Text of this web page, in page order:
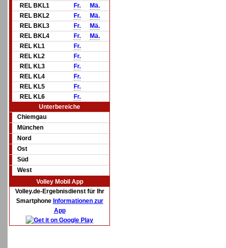
REL BKL1
Fr.
Mä.
REL BKL2
Fr.
Mä.
REL BKL3
Fr.
Mä.
REL BKL4
Fr.
Mä.
REL KL1
Fr.
REL KL2
Fr.
REL KL3
Fr.
REL KL4
Fr.
REL KL5
Fr.
REL KL6
Fr.
Unterbereiche
Chiemgau
München
Nord
Ost
Süd
West
Volley Mobil App
Volley.de-Ergebnisdienst für Ihr
Smartphone Informationen zur
App